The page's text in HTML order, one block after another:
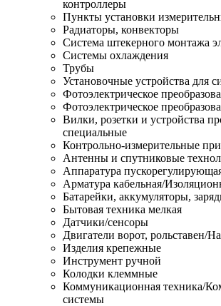
контроллеры
Пункты установки
Радиаторы, конвекторы
Система штекерного монтажа
Системы охлаждения
Трубы
Установочные устройства для
Фотоэлектрическое
Фотоэлектрическое
Вилки, розетки и устройства
специальные
Контрольно-измерительные
Антенны и спутниковые
Аппаратура
Арматура кабельная/
Батарейки, аккумуляторы,
Бытовая техника мелкая
Датчики/сенсоры
Двигатели ворот, рольставен/
Изделия крепежные
Инструмент ручной
Колодки клеммные
Коммуникационная техника/
системы